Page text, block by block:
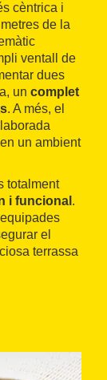
cèntrica i
de la
ventall de
dues
un complet
. A més, el
en un ambient
totalment
i funcional .
el
terrassa